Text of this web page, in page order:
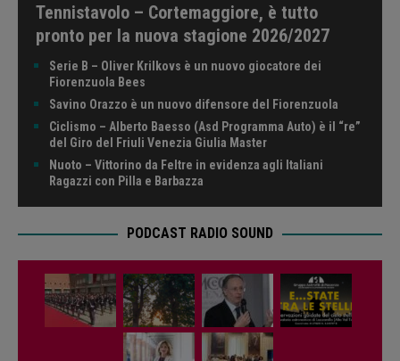
Tennistavolo – Cortemaggiore, è tutto
pronto per la nuova stagione 2026/2027
Serie B – Oliver Krilkovs è un nuovo giocatore dei
Fiorenzuola Bees
Savino Orazzo è un nuovo difensore del Fiorenzuola
Ciclismo – Alberto Baesso (Asd Programma Auto) è il “re”
del Giro del Friuli Venezia Giulia Master
Nuoto – Vittorino da Feltre in evidenza agli Italiani
Ragazzi con Pilla e Barbazza
PODCAST RADIO SOUND